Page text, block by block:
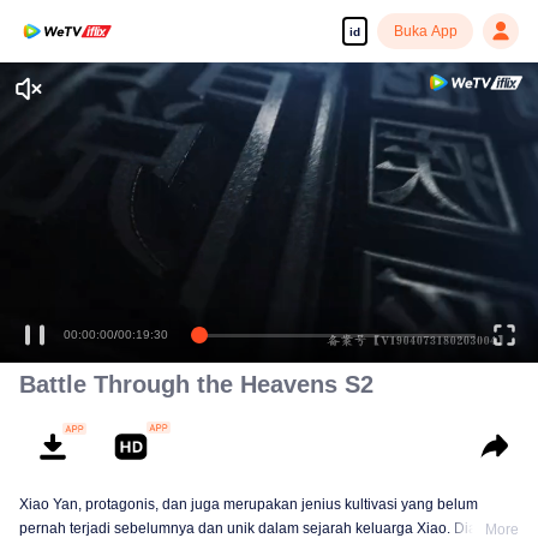
id Buka App
00:00:00/00:19:30
Battle Through the Heavens S2
Xiao Yan, protagonis, dan juga merupakan jenius kultivasi yang belum
pernah terjadi sebelumnya dan unik dalam sejarah keluarga Xiao. Dia mulai
More